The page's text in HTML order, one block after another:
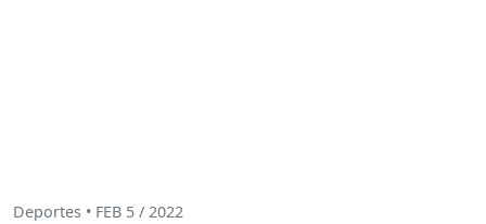
Deportes • FEB 5 / 2022